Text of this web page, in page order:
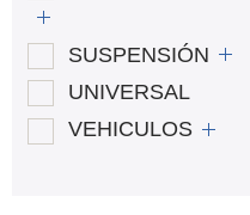
SUSPENSIÓN
UNIVERSAL
VEHICULOS